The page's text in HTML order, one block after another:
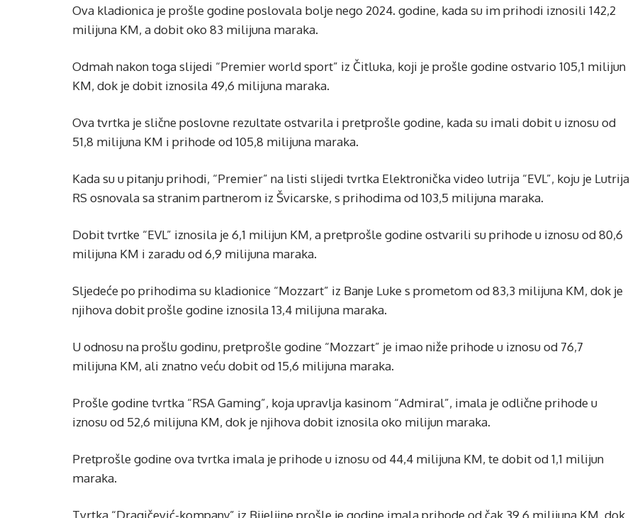
Ova kladionica je prošle godine poslovala bolje nego 2024. godine, kada su im prihodi iznosili 142,2
milijuna KM, a dobit oko 83 milijuna maraka.
Odmah nakon toga slijedi “Premier world sport” iz Čitluka, koji je prošle godine ostvario 105,1 milijun
KM, dok je dobit iznosila 49,6 milijuna maraka.
Ova tvrtka je slične poslovne rezultate ostvarila i pretprošle godine, kada su imali dobit u iznosu od
51,8 milijuna KM i prihode od 105,8 milijuna maraka.
Kada su u pitanju prihodi, “Premier” na listi slijedi tvrtka Elektronička video lutrija “EVL”, koju je Lutrija
RS osnovala sa stranim partnerom iz Švicarske, s prihodima od 103,5 milijuna maraka.
Dobit tvrtke “EVL” iznosila je 6,1 milijun KM, a pretprošle godine ostvarili su prihode u iznosu od 80,6
milijuna KM i zaradu od 6,9 milijuna maraka.
Sljedeće po prihodima su kladionice “Mozzart” iz Banje Luke s prometom od 83,3 milijuna KM, dok je
njihova dobit prošle godine iznosila 13,4 milijuna maraka.
U odnosu na prošlu godinu, pretprošle godine “Mozzart” je imao niže prihode u iznosu od 76,7
milijuna KM, ali znatno veću dobit od 15,6 milijuna maraka.
Prošle godine tvrtka “RSA Gaming”, koja upravlja kasinom “Admiral”, imala je odlične prihode u
iznosu od 52,6 milijuna KM, dok je njihova dobit iznosila oko milijun maraka.
Pretprošle godine ova tvrtka imala je prihode u iznosu od 44,4 milijuna KM, te dobit od 1,1 milijun
maraka.
Tvrtka “Dragičević-kompany” iz Bijeljine prošle je godine imala prihode od čak 39,6 milijuna KM, dok